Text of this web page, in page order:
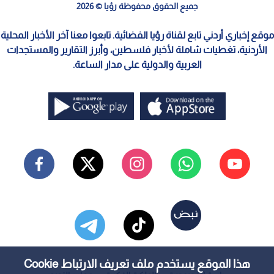
هذا الموقع يستخدم ملف تعريف الارتباط Cookie
جميع الحقوق محفوظة رؤيا © 2026
موقع إخباري أردني تابع لقناة رؤيا الفضائية. تابعوا معنا آخر الأخبار المحلية
الأردنية، تغطيات شاملة لأخبار فلسطين، وأبرز التقارير والمستجدات
العربية والدولية على مدار الساعة.